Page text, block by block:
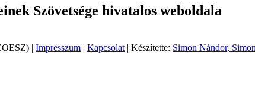
Szövetsége hivatalos weboldala
| Impresszum | Kapcsolat | Készítette: Simon Nándor,